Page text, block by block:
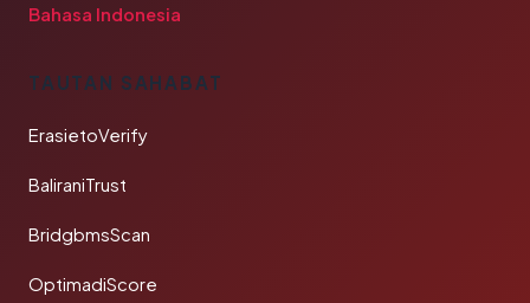
Bahasa Indonesia
TAUTAN SAHABAT
ErasietoVerify
BaliraniTrust
BridgbmsScan
OptimadiScore